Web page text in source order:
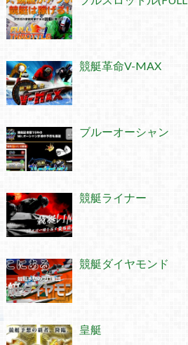
競艇革命V-MAX
ブルーオーシャン
競艇ライナー
競艇ダイヤモンド
皇艇